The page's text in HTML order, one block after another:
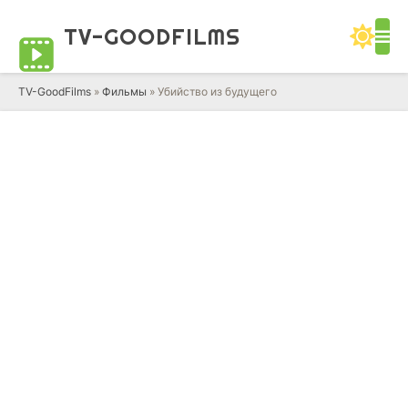
TV-GOODFILMS
TV-GoodFilms » Фильмы » Убийство из будущего